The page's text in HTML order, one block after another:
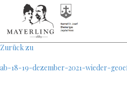
Zurück zu
ab-18-19-dezember-2021-wieder-